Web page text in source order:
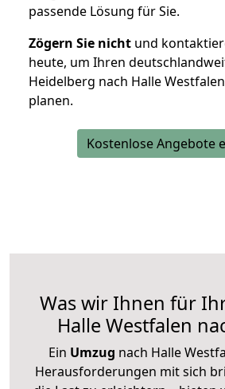
passende Lösung für Sie.
Zögern Sie nicht und
heute, um Ihren
Heidelberg nach Halle
planen.
Kostenlose Angebote
Was wir Ihnen für
Halle Westfalen
Ein Umzug nach Halle
Herausforderungen mit sich